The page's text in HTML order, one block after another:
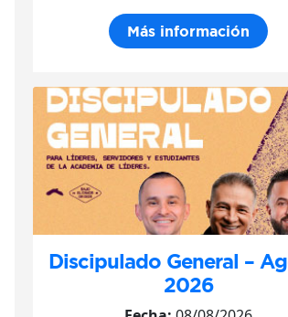
Más información
Discipulado General –
2026